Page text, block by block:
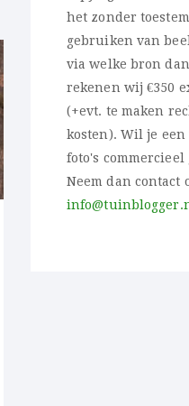
het zonder
gebruiken van
via welke bron
rekenen wij €350
(+evt. te maken
kosten). Wil je een
foto's
Neem dan contact